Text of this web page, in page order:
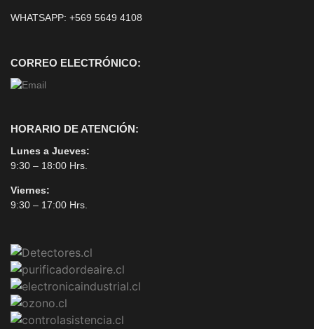
WHATSAPP: +569 5649 4108
CORREO ELECTRÓNICO:
HORARIO DE ATENCIÓN:
Lunes a Jueves:
9:30 – 18:00 Hrs.
Viernes:
9:30 – 17:00 Hrs.